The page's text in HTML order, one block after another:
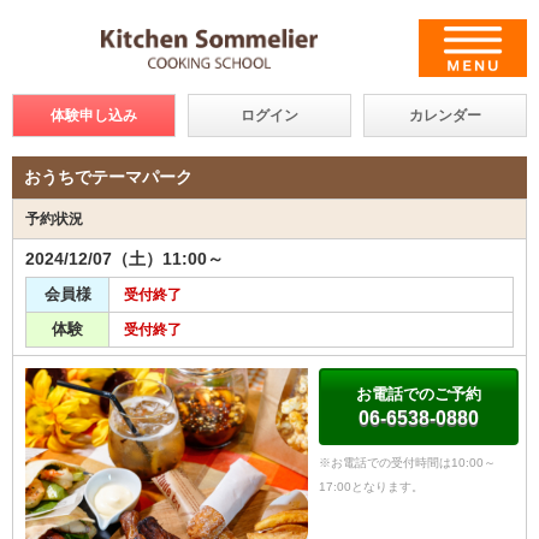
体験申し込み ログイン カレンダー
おうちでテーマパーク
予約状況
2024/12/07（土）11:00～
会員様 受付終了
体験 受付終了
お電話でのご予約
06-6538-0880
※お電話での受付時間は10:00～
17:00となります。